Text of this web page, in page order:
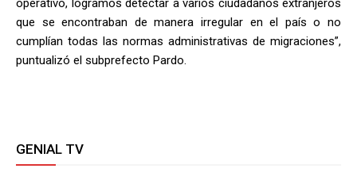
operativo, logramos detectar a varios ciudadanos extranjeros
que se encontraban de manera irregular en el país o no
cumplían todas las normas administrativas de migraciones”,
puntualizó el subprefecto Pardo.
GENIAL TV